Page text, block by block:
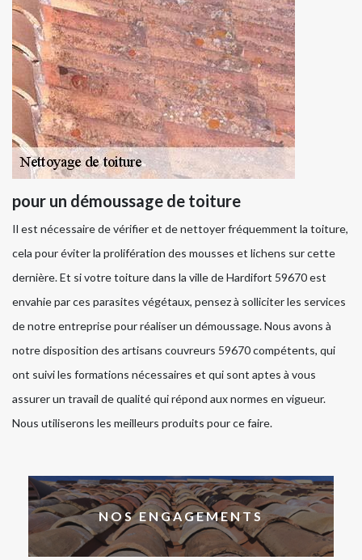
pour un démoussage de toiture
Il est nécessaire de vérifier et de nettoyer fréquemment la toiture,
cela pour éviter la prolifération des mousses et lichens sur cette
dernière. Et si votre toiture dans la ville de Hardifort 59670 est
envahie par ces parasites végétaux, pensez à solliciter les services
de notre entreprise pour réaliser un démoussage. Nous avons à
notre disposition des artisans couvreurs 59670 compétents, qui
ont suivi les formations nécessaires et qui sont aptes à vous
assurer un travail de qualité qui répond aux normes en vigueur.
Nous utiliserons les meilleurs produits pour ce faire.
NOS ENGAGEMENTS